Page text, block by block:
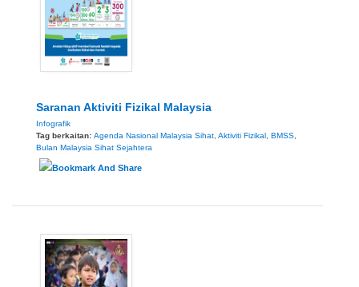
Saranan Aktiviti Fizikal Malaysia
Infografik
Tag berkaitan: Agenda Nasional Malaysia Sihat Aktiviti Fizikal BMSS
Bulan Malaysia Sihat Sejahtera